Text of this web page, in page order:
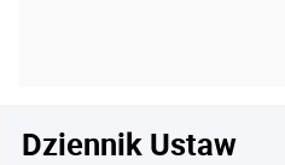
Dziennik Ustaw